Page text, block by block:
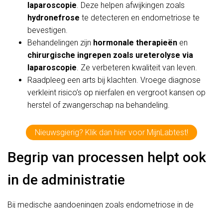
laparoscopie. Deze helpen afwijkingen zoals
hydronefrose te detecteren en endometriose te
bevestigen.
Behandelingen zijn hormonale therapieën en
chirurgische ingrepen zoals ureterolyse via
laparoscopie. Ze verbeteren kwaliteit van leven.
Raadpleeg een arts bij klachten. Vroege diagnose
verkleint risico’s op nierfalen en vergroot kansen op
herstel of zwangerschap na behandeling.
Nieuwsgierig? Klik dan hier voor MijnLabtest!
Begrip van processen helpt ook
in de administratie
Bij medische aandoeningen zoals endometriose in de